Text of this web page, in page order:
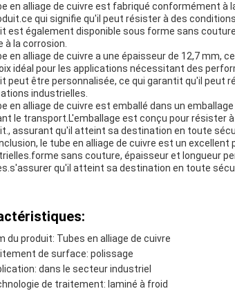
en alliage de cuivre est fabriqué conformément à
qui signifie qu'il peut résister à des
est également disponible sous forme sans
à la corrosion.
en alliage de cuivre a une épaisseur de 12,7 mm,
idéal pour les applications nécessitant des
peut être personnalisée, ce qui garantit qu'il peut
industrielles.
en alliage de cuivre est emballé dans un
le transport.L'emballage est conçu pour résister
assurant qu'il atteint sa destination en toute
le tube en alliage de cuivre est un
sans couture, épaisseur et longueur
qu'il atteint sa destination en toute
du produit: Tubes en alliage de cuivre
de surface: polissage
dans le secteur industriel
de traitement: laminé à froid